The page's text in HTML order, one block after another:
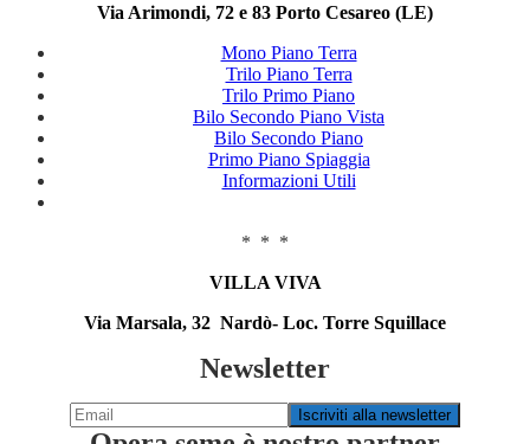
Via Arimondi, 72 e 83 Porto Cesareo (LE)
Mono Piano Terra
Trilo Piano Terra
Trilo Primo Piano
Bilo Secondo Piano Vista
Bilo Secondo Piano
Primo Piano Spiaggia
Informazioni Utili
* * *
VILLA VIVA
Via Marsala, 32 Nardò- Loc. Torre Squillace
Newsletter